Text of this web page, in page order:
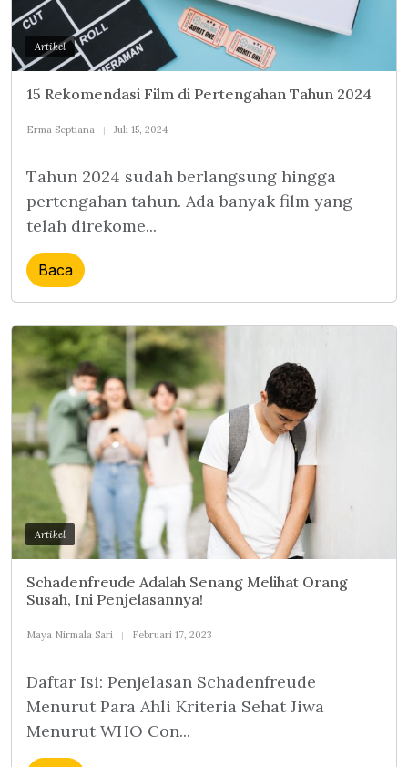
Artikel
15 Rekomendasi Film di Pertengahan Tahun 2024
Erma Septiana Juli 15, 2024
Tahun 2024 sudah berlangsung hingga
pertengahan tahun. Ada banyak film yang
telah direkome...
Baca
Artikel
Schadenfreude Adalah Senang Melihat Orang
Susah, Ini Penjelasannya!
Maya Nirmala Sari Februari 17, 2023
Daftar Isi: Penjelasan Schadenfreude
Menurut Para Ahli Kriteria Sehat Jiwa
Menurut WHO Con...